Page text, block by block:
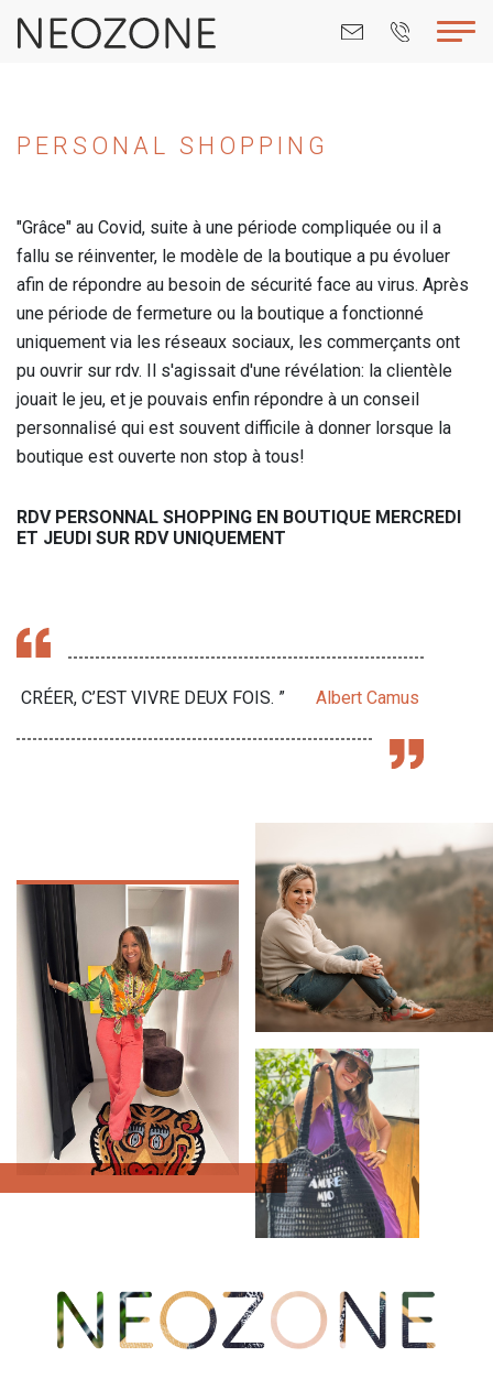
PERSONAL SHOPPING
"Grâce" au Covid, suite à une période compliquée ou il a
fallu se réinventer, le modèle de la boutique a pu évoluer
afin de répondre au besoin de sécurité face au virus. Après
une période de fermeture ou la boutique a fonctionné
uniquement via les réseaux sociaux, les commerçants ont
pu ouvrir sur rdv. Il s'agissait d'une révélation: la clientèle
jouait le jeu, et je pouvais enfin répondre à un conseil
personnalisé qui est souvent difficile à donner lorsque la
boutique est ouverte non stop à tous!
RDV PERSONNAL SHOPPING EN BOUTIQUE MERCREDI
ET JEUDI SUR RDV UNIQUEMENT
CRÉER, C’EST VIVRE DEUX FOIS. ” Albert Camus